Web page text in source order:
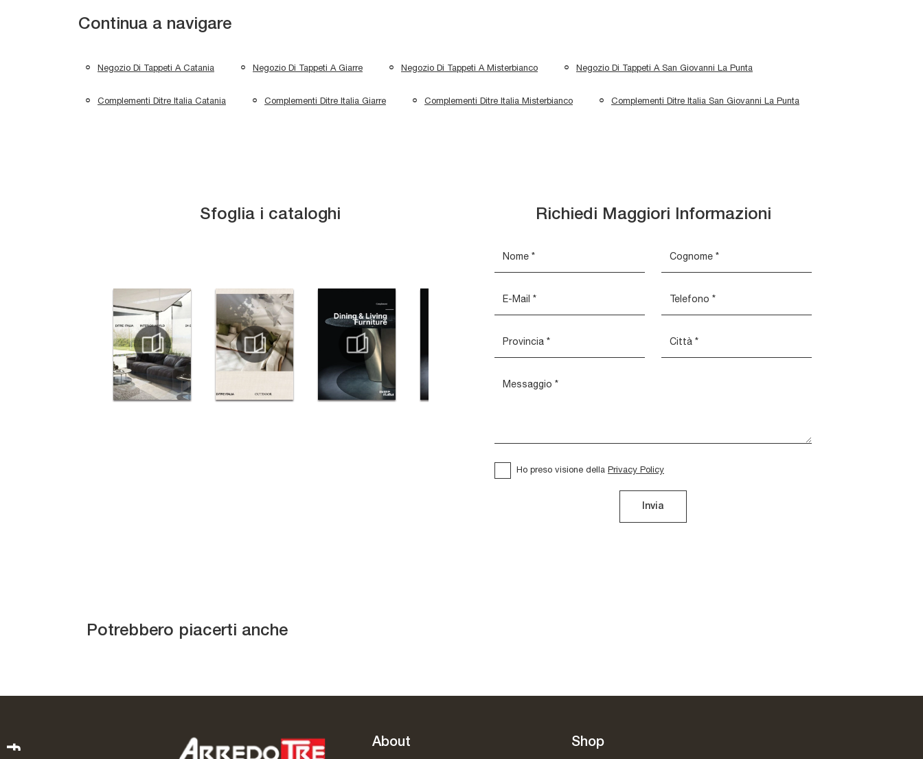
Continua a navigare
Negozio Di Tappeti A Catania Negozio Di Tappeti A Giarre Negozio Di Tappeti A Misterbianco Negozio Di Tappeti A San Giovanni La Punta
Complementi Ditre Italia Catania Complementi Ditre Italia Giarre Complementi Ditre Italia Misterbianco Complementi Ditre Italia San Giovanni La Punta
Sfoglia i cataloghi Richiedi Maggiori Informazioni
Ho preso visione della Privacy Policy
Invia
Potrebbero piacerti anche
Tappeto Dakar
About Shop